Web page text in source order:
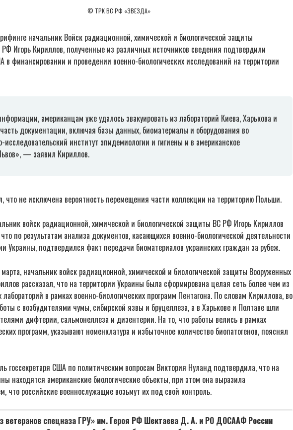
© ТРК ВС РФ «ЗВЕЗДА»
начальник Войск радиационной, химической и биологической защиты
Игорь Кириллов, полученные из различных источников сведения подтвердили
в финансировании и проведении военно-биологических исследований на территории
американцам уже удалось эвакуировать из лабораторий Киева, Харькова и
документации, включая базы данных, биоматериалы и оборудования во
исследовательский институт эпидемиологии и гигиены и в американское
— заявил Кириллов.
что не исключена вероятность перемещения части коллекции на территорию Польши.
войск радиационной, химической и биологической защиты ВС РФ Игорь Кириллов
по результатам анализа документов, касающихся военно-биологической деятельности
Украины, подтвердился факт передачи биоматериалов украинских граждан за рубеж.
начальник войск радиационной, химической и биологической защиты Вооруженных
рассказал, что на территории Украины была сформирована целая сеть более чем из
лабораторий в рамках военно-биологических программ Пентагона. По словам Кириллова, во
с возбудителями чумы, сибирской язвы и бруцеллеза, а в Харькове и Полтаве шли
дифтерии, сальмонеллеза и дизентерии. На то, что работы велись в рамках
программ, указывают номенклатура и избыточное количество биопатогенов, пояснял
госсекретаря США по политическим вопросам Виктория Нуланд подтвердила, что на
находятся американские биологические объекты, при этом она выразила
что российские военнослужащие возьмут их под свой контроль.
ветеранов спецназа ГРУ» им. Героя РФ Шектаева Д. А. и РО ДОСААФ России